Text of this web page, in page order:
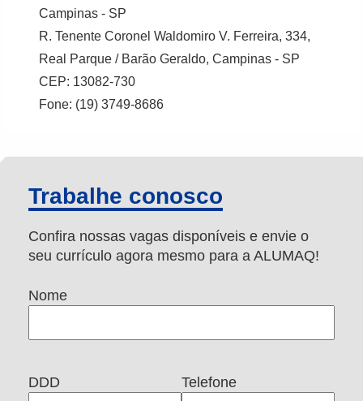
Campinas - SP
R. Tenente Coronel Waldomiro V. Ferreira, 334,
Real Parque / Barão Geraldo, Campinas - SP
CEP: 13082-730
Fone: (19) 3749-8686
Trabalhe conosco
Confira nossas vagas disponíveis e envie o
seu currículo agora mesmo para a ALUMAQ!
Nome
DDD Telefone